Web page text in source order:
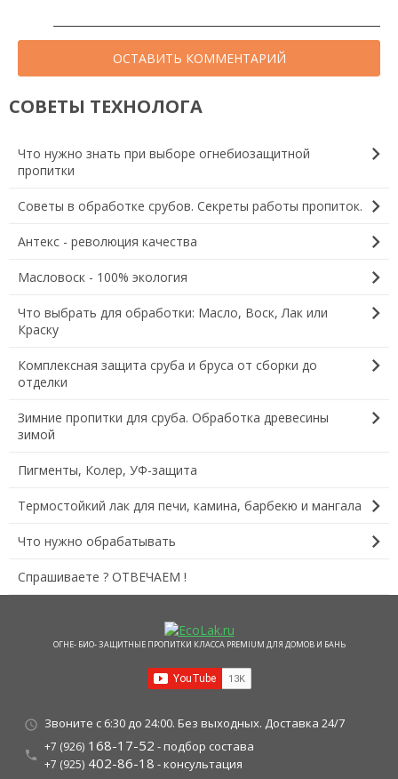
ОСТАВИТЬ КОММЕНТАРИЙ
СОВЕТЫ ТЕХНОЛОГА
Что нужно знать при выборе огнебиозащитной
пропитки
chevron_right
Советы в обработке срубов. Секреты работы пропиток. chevron_right
Антекс - революция качества chevron_right
Масловоск - 100% экология chevron_right
Что выбрать для обработки: Масло, Воск, Лак или
Краску
chevron_right
Комплексная защита сруба и бруса от сборки до
отделки
chevron_right
Зимние пропитки для сруба. Обработка древесины
зимой
chevron_right
Пигменты, Колер, УФ-защита
Термостойкий лак для печи, камина, барбекю и мангала chevron_right
Что нужно обрабатывать chevron_right
Спрашиваете ? ОТВЕЧАЕМ !
ОГНЕ- БИО- ЗАЩИТНЫЕ ПРОПИТКИ КЛАССА PREMIUM ДЛЯ ДОМОВ И БАНЬ
schedule Звоните с 6:30 до 24:00. Без выходных. Доставка 24/7
local_phone
+7 (926) 168-17-52 - подбор состава
+7 (925) 402-86-18 - консультация